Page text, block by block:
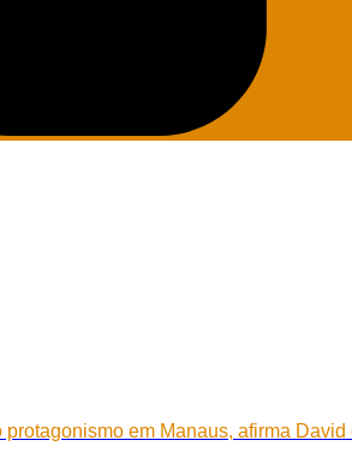
em Manaus, afirma David